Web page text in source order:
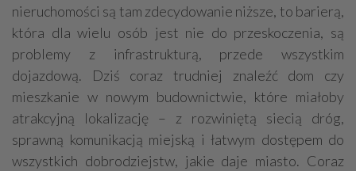
nieruchomości są tam zdecydowanie niższe, to barierą,
która dla wielu osób jest nie do przeskoczenia, są
problemy z infrastrukturą, przede wszystkim
dojazdową. Dziś coraz trudniej znaleźć dom czy
mieszkanie w nowym budownictwie, które miałoby
atrakcyjną lokalizację – z rozwiniętą siecią dróg,
sprawną komunikacją miejską i łatwym dostępem do
wszystkich dobrodziejstw, jakie daje miasto. Coraz